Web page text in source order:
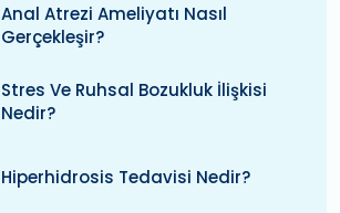
Anal Atrezi Ameliyatı Nasıl
Gerçekleşir?
Stres Ve Ruhsal Bozukluk İlişkisi
Nedir?
Hiperhidrosis Tedavisi Nedir?